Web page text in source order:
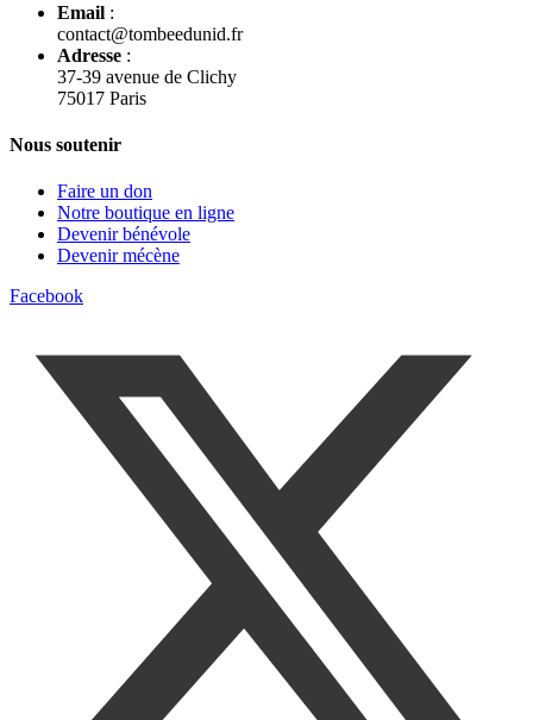
Email :
contact@tombeedunid.fr
Adresse :
37-39 avenue de Clichy
75017 Paris
Nous soutenir
Faire un don
Notre boutique en ligne
Devenir bénévole
Devenir mécène
Facebook